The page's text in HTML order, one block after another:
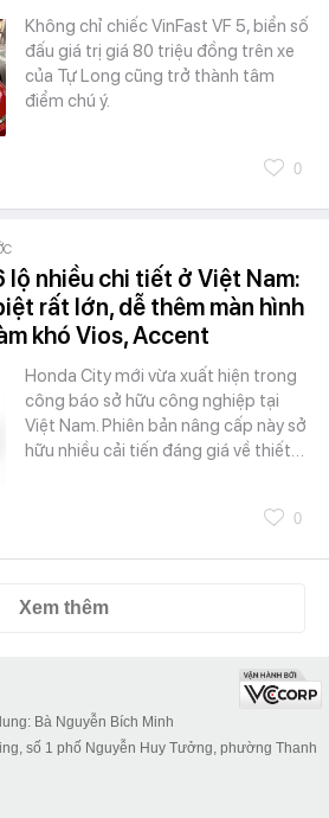
Không chỉ chiếc VinFast VF 5, biển số
đấu giá trị giá 80 triệu đồng trên xe
của Tự Long cũng trở thành tâm
điểm chú ý.
0
nhiều chi tiết ở Việt Nam:
rất lớn, dễ thêm màn hình
khó Vios, Accent
Honda City mới vừa xuất hiện trong
công báo sở hữu công nghiệp tại
Việt Nam. Phiên bản nâng cấp này sở
hữu nhiều cải tiến đáng giá về thiết…
0
Xem thêm
Bà Nguyễn Bích Minh
số 1 phố Nguyễn Huy Tưởng, phường Thanh